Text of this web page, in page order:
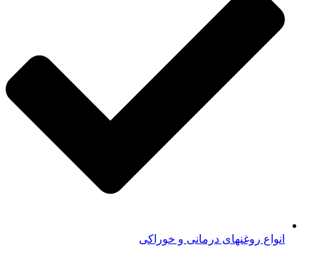
انواع روغنهای درمانی و خوراکی